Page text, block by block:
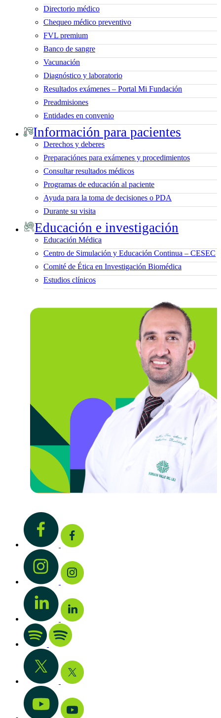
Directorio médico
Chequeo médico preventivo
FVL premium
Banco de sangre
Vacunación
Diagnóstico y laboratorio
Resultados exámenes – Portal Mi Fundación
Preadmisiones
Entidades en convenio
Información para pacientes
Derechos y deberes
Preparaciónes para exámenes y procedimientos
Consultar resultados médicos
Programas de educación al paciente
Ayuda para la toma de decisiones o PDA
Durante su visita
Educación e investigación
Educación Médica
Centro de Simulación y Educación Continua – CESEC
Comité de Ética en Investigación Biomédica
Estudios clínicos